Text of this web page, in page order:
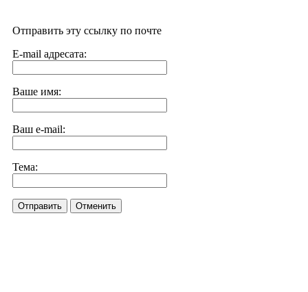
Отправить эту ссылку по почте
E-mail адресата:
Ваше имя:
Ваш e-mail:
Тема:
Отправить Отменить